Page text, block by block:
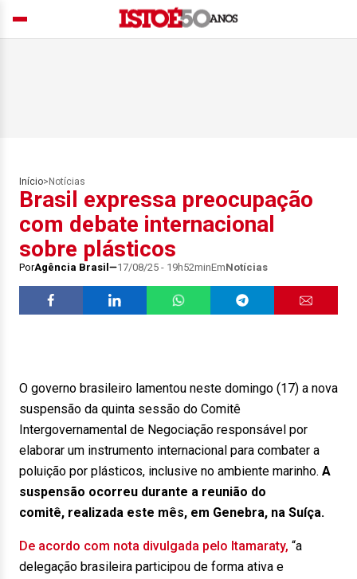
Início> Notícias
Brasil expressa preocupação
com debate internacional
sobre plásticos
PorAgência Brasil 17/08/25 - 19h52minEmNotícias
O governo brasileiro lamentou neste domingo (17) a nova
suspensão da quinta sessão do Comitê
Intergovernamental de Negociação responsável por
elaborar um instrumento internacional para combater a
poluição por plásticos, inclusive no ambiente marinho. A
suspensão ocorreu durante a reunião do
comitê, realizada este mês, em Genebra, na Suíça.
De acordo com nota divulgada pelo Itamaraty, “a
delegação brasileira participou de forma ativa e